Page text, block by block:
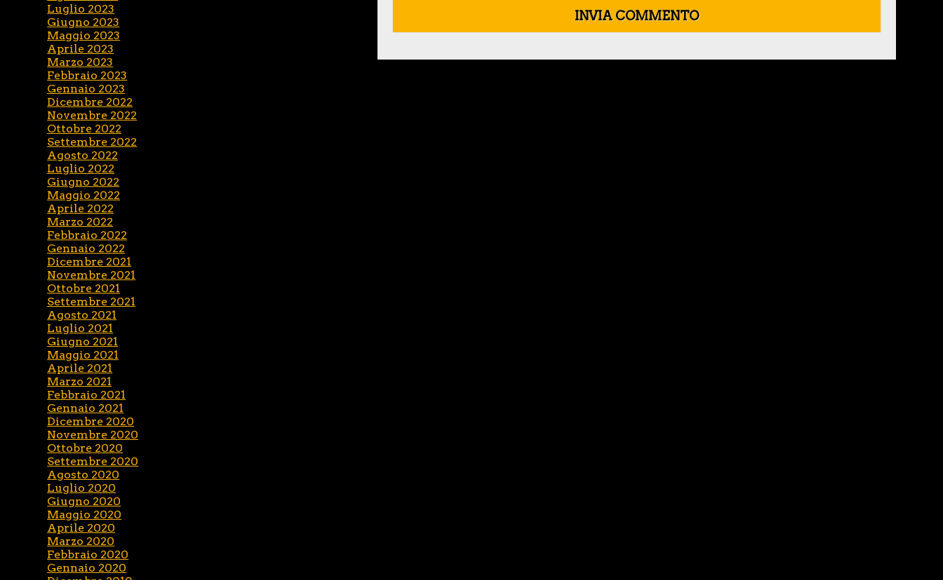
Luglio 2023
Giugno 2023
Maggio 2023
Aprile 2023
Marzo 2023
Febbraio 2023
Gennaio 2023
Dicembre 2022
Novembre 2022
Ottobre 2022
Settembre 2022
Agosto 2022
Luglio 2022
Giugno 2022
Maggio 2022
Aprile 2022
Marzo 2022
Febbraio 2022
Gennaio 2022
Dicembre 2021
Novembre 2021
Ottobre 2021
Settembre 2021
Agosto 2021
Luglio 2021
Giugno 2021
Maggio 2021
Aprile 2021
Marzo 2021
Febbraio 2021
Gennaio 2021
Dicembre 2020
Novembre 2020
Ottobre 2020
Settembre 2020
Agosto 2020
Luglio 2020
Giugno 2020
Maggio 2020
Aprile 2020
Marzo 2020
Febbraio 2020
Gennaio 2020